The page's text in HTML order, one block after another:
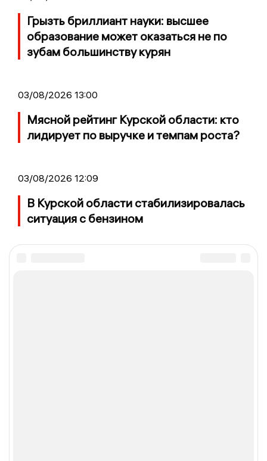
Грызть бриллиант науки: высшее
образование может оказаться не по
зубам большинству курян
03/08/2026 13:00
Мясной рейтинг Курской области: кто
лидирует по выручке и темпам роста?
03/08/2026 12:09
В Курской области стабилизировалась
ситуация с бензином